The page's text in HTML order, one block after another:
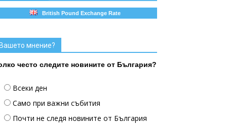
British Pound Exchange Rate
мнение?
често следите новините от България?
Всеки ден
Само при важни събития
Почти не следя новините от България